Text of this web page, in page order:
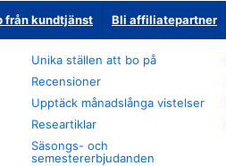
från kundtjänst Bli affiliatepartner
Unika ställen att bo på
Recensioner
Upptäck månadslånga vistelser
Researtiklar
Säsongs- och
semestererbjudanden